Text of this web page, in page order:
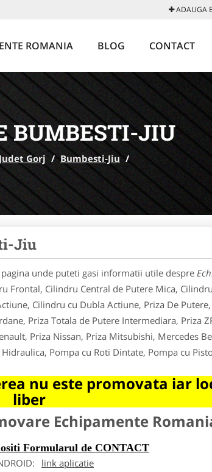
ADAUGA
ROMANIA BLOG CONTACT
BUMBESTI-JIU
Gorj / Bumbesti-Jiu /
Jiu
unde puteti gasi informatii utile despre
Frontal, Cilindru Central de Putere Mica,
Cilindru cu Dubla Actiune, Priza De
Priza Totala de Putere Intermediara, Priza
Priza Nissan, Priza Mitsubishi, Mercedes
Pompa cu Roti Dintate, Pompa cu
nu este promovata iar
liber
Echipamente
Formularul de CONTACT
link aplicatie